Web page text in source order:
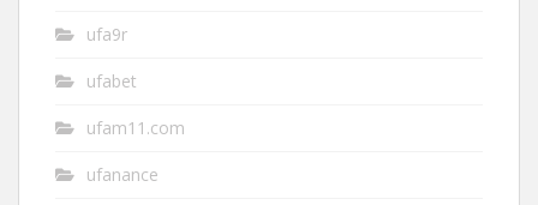
ufa9r
ufabet
ufam11.com
ufanance